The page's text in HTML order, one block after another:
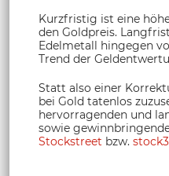
Kurzfristig ist eine
den Goldpreis.
Edelmetall hingegen
Trend der
Statt also einer
bei Gold tatenlos
hervorragenden und
sowie
Stockstreet bzw. stock3